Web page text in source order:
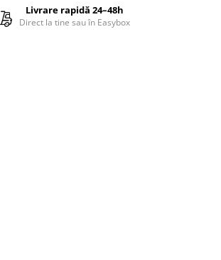
Livrare rapidă 24–48h
Direct la tine sau în Easybox